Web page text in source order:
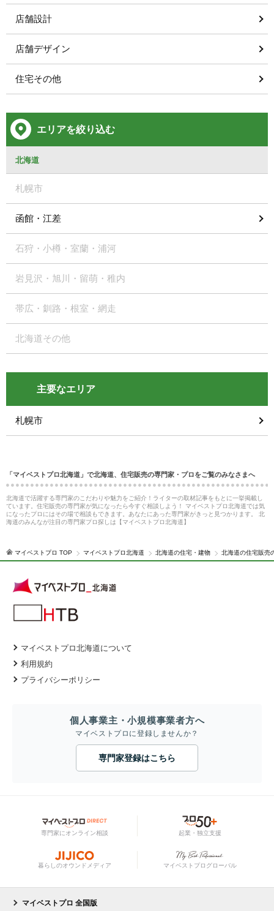
店舗設計
店舗デザイン
住宅その他
エリアを絞り込む
北海道
札幌市
函館・江差
石狩・小樽・室蘭・浦河
岩見沢・旭川・留萌・稚内
帯広・釧路・根室・網走
北海道その他
主要なエリア
札幌市
「マイベストプロ北海道」で北海道、住宅販売の専門家・プロをご覧のみなさまへ
北海道で活躍する専門家のこだわりや魅力をご紹介！ライターの取材記事をもとに一挙掲載し
ています。住宅販売の専門家が気になったら今すぐ相談しよう！ マイベストプロ北海道では気
になったプロにはその場で相談もできます。あなたにあった専門家がきっと見つかります。 北
海道のみんなが注目の専門家プロ探しは【マイベストプロ北海道】
マイベストプロ TOP マイベストプロ北海道 北海道の住宅・建物 北海道の住宅販売
マイベストプロ北海道について
利用規約
プライバシーポリシー
個人事業主・小規模事業者方へ
マイベストプロに登録しませんか？
専門家登録はこちら
専門家にオンライン相談 起業・独立支援
暮らしのオウンドメディア マイベストプログローバル
マイベストプロ 全国版